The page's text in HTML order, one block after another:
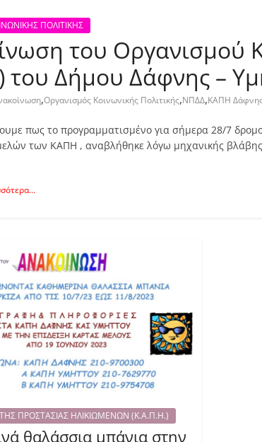
ΠΟΛΙΤΙΚΗΣ
του Οργανισμού
Δήμου Δάφνης –
,Οργανισμός Κοινωνικής Πολιτικής,ΝΠΔΔ,ΚΑΠΗ
πως το προγραμματισμένο για σήμερα 28/7
των ΚΑΠΗ , αναβλήθηκε λόγω μηχανικής
ΠΡΟΣΤΑΣΙΑΣ ΗΛΙΚΙΩΜΕΝΩΝ (Κ.Α.Π.Η.)
θαλάσσια μπάνια στην